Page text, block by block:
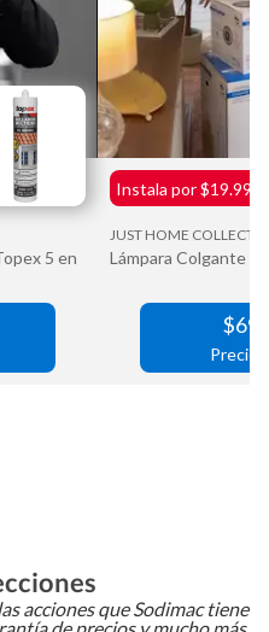
acciones que Sodimac tiene
de precios y mucho más